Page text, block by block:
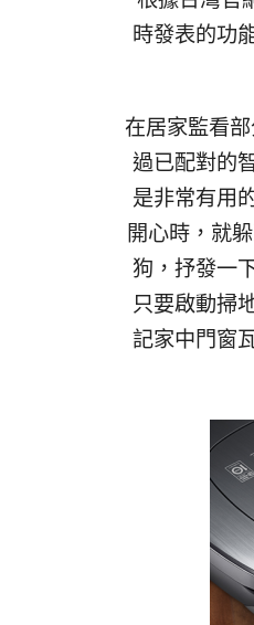
時發表的功
在居家監看
過已配對的
是非常有用
開心時，就
狗，抒發一
只要啟動掃
記家中門窗